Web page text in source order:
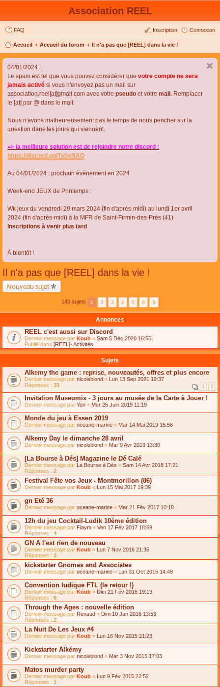
Association REEL
FAQ Connexion
Inscription
Accueil Accueil du forum Il n'a pas que [REEL] dans la vie !
04/01/2024 :
Le spam est tel que vous pouvez considérer que votre compte ne sera
jamais activé si vous n'envoyez pas un mail sur
association.reel[at]gmail.com avec votre pseudo et votre mail . Remplacer
le [at] par @ dans le mail.
Nous n'avons malheureusement pas le temps de nous pencher sur la
question dans les jours qui viennent.
=> la meilleure solution est de rejoindre notre discord :
https://discord.gg/TvhyNAQ
Au 04/01/2024 : prochain évènement en 2024
Week-end JEUX de Printemps :
Wk jeux du vendredi 29 mars 2024 (fin d'après-midi) au lundi 1er avril
2024 (fin d'après-midi) à la MFR de Saint-Firmin-des-Près (41)
Inscriptions à venir plus tard
À bientôt !
Il n'a pas que [REEL] dans la vie !
Nouveau sujet
143 sujets 1 2 3 4 5 6
Annonces
REEL c'est aussi sur Discord
Dernier message par Koub « Sam 5 Déc 2020 16:55
Publié dans [REEL]- Activités
Sujets
Alkemy the game : reprise, nouveautés, offres et plus encore
Dernier message par nicoleblond « Lun 13 Sep 2021 12:37
Réponses : 33 1 2
Invitation Museomix - 3 jours au musée de la Carte à Jouer !
Dernier message par Yon « Mer 26 Juin 2019 11:19
Monde du jeu à Essen 2019
Dernier message par oceane-marine « Mar 14 Mai 2019 15:58
Alkemy Day le dimanche 28 avril
Dernier message par nicoleblond « Mar 9 Avr 2019 13:30
[La Bourse à Dés] Magazine le Dé Calé
Dernier message par La Bourse à Dés « Sam 14 Avr 2018 17:21
Réponses : 2
Festival Fête vos Jeux - Montmorillon (86)
Dernier message par Koub « Lun 15 Mai 2017 19:39
gn Eté 36
Dernier message par oceane-marine « Mar 21 Fév 2017 10:18
12h du jeu Cocktail-Ludik 10éme édition
Dernier message par Flaym « Ven 17 Fév 2017 18:59
Réponses : 4
GN A l'est rien de nouveau
Dernier message par Koub « Lun 7 Nov 2016 21:35
Réponses : 3
kickstarter Gnomes and Associates
Dernier message par oceane-marine « Lun 31 Oct 2016 14:49
Convention ludique FTL (le retour !)
Dernier message par Koub « Dim 21 Fév 2016 19:13
Réponses : 6
Through the Ages : nouvelle édition
Dernier message par Renaud « Dim 10 Jan 2016 13:53
Réponses : 2
La Nuit De Les Jeux #4
Dernier message par Koub « Lun 16 Nov 2015 21:23
Kickstarter Alkémy
Dernier message par nicoleblond « Mar 3 Nov 2015 17:03
Matos murder party
Dernier message par Koub « Lun 9 Fév 2015 22:52
Réponses : 1